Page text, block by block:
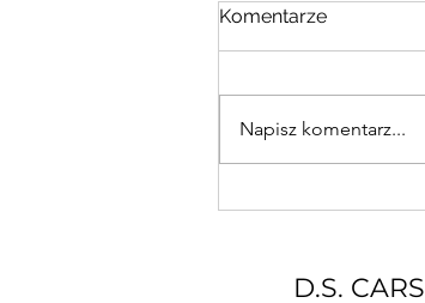
Komentarze
Napisz komentarz...
D.S. CARS